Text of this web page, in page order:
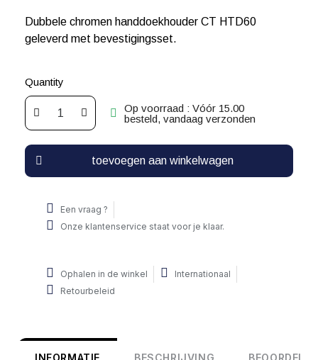
Dubbele chromen handdoekhouder CT HTD60
geleverd met bevestigingsset.
Quantity
Op voorraad : Vóór 15.00
besteld, vandaag verzonden
toevoegen aan winkelwagen
Een vraag ?
Onze klantenservice staat voor je klaar.
Ophalen in de winkel
Internationaal
Retourbeleid
INFORMATIE BESCHRIJVING